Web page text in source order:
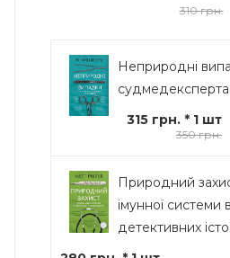
310 грн.
Неприродні
315 грн. * 1 шт
350 грн.
Природний
імунної системи
детективних